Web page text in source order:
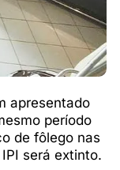
apresentado
período
de fôlego nas
será extinto.